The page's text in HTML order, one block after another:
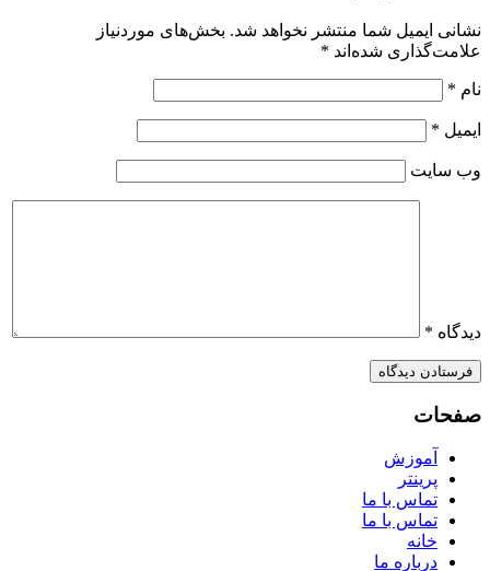
نشانی ایمیل شما منتشر نخواهد شد. بخش‌های موردنیاز
علامت‌گذاری شده‌اند *
نام *
ایمیل *
وب‌ سایت
دیدگاه *
صفحات
آموزش
پرینتر
تماس با ما
تماس با ما
خانه
درباره ما